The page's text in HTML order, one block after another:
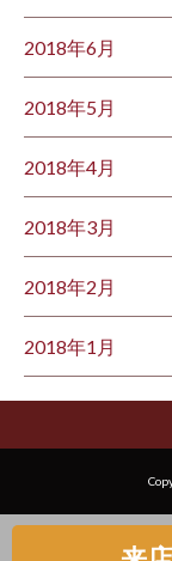
2018年6月
2018年5月
2018年4月
2018年3月
2018年2月
2018年1月